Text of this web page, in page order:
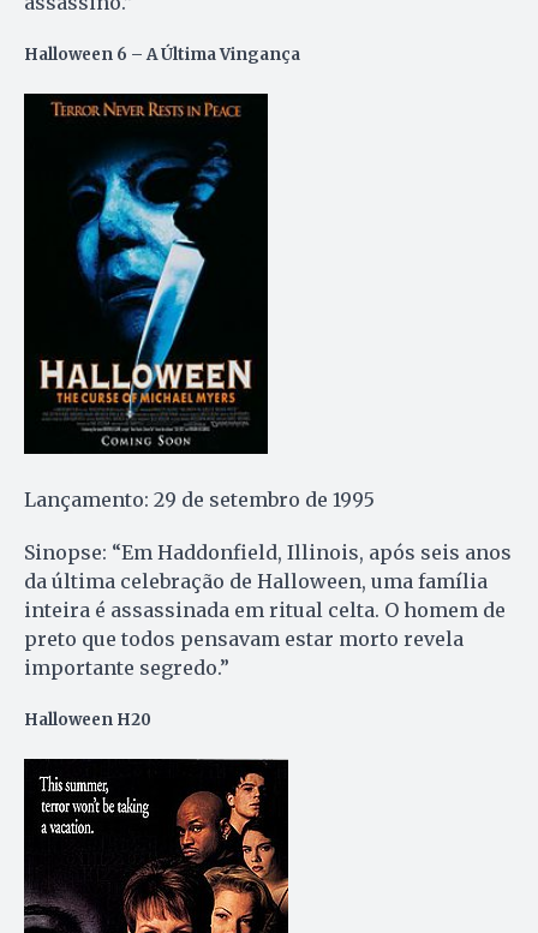
Halloween 6 – A Última Vingança
Lançamento: 29 de setembro de 1995
Sinopse: “Em Haddonfield, Illinois, após seis anos
da última celebração de Halloween, uma família
inteira é assassinada em ritual celta. O homem de
preto que todos pensavam estar morto revela
importante segredo.”
Halloween H20